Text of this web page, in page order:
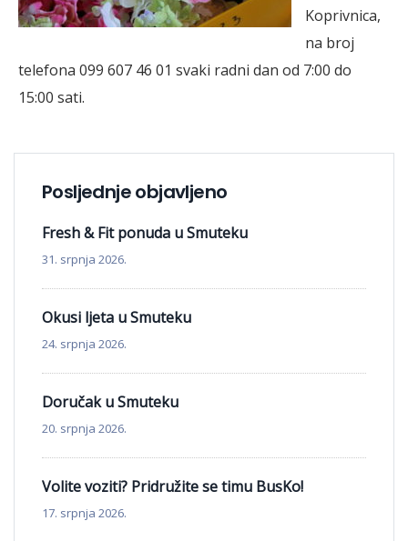
Koprivnica,
na broj
telefona 099 607 46 01 svaki radni dan od 7:00 do
15:00 sati.
Posljednje objavljeno
Fresh & Fit ponuda u Smuteku
31. srpnja 2026.
Okusi ljeta u Smuteku
24. srpnja 2026.
Doručak u Smuteku
20. srpnja 2026.
Volite voziti? Pridružite se timu BusKo!
17. srpnja 2026.